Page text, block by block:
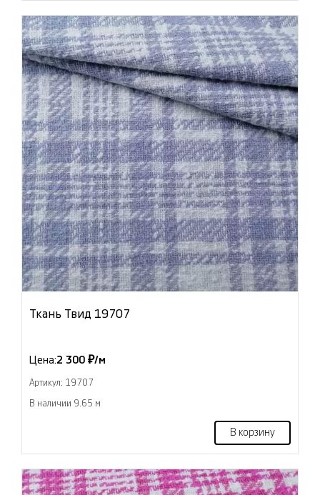
Ткань Твид 19707
Цена:2 300 ₽/м
Артикул: 19707
В наличии 9.65 м
В корзину